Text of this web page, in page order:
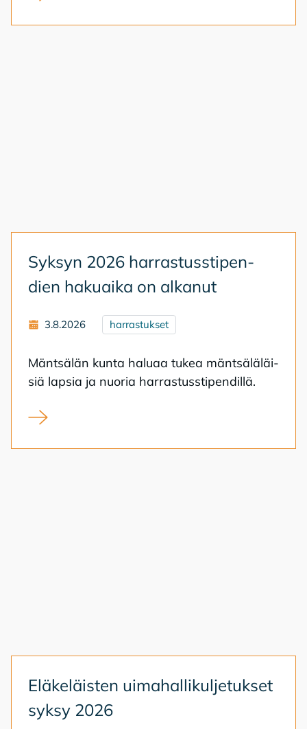
Syk­syn 2026 har­ras­tuss­ti­pen­
dien ha­kuai­ka on al­ka­nut
3.8.2026 harrastukset
Mänt­sä­län kun­ta ha­lu­aa tu­kea mänt­sä­lä­läi­
siä lap­sia ja nuo­ria har­ras­tuss­ti­pen­dil­lä.
Syksyn 2026 harrastusstipendien hakuaika on alkanut
Elä­ke­läis­ten ui­ma­hal­li­kul­je­tuk­set
syk­sy 2026